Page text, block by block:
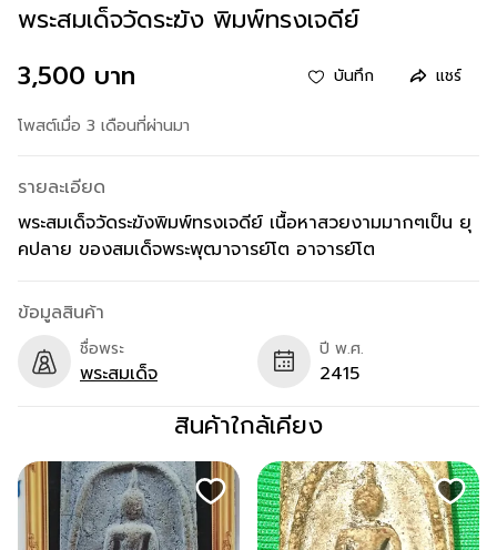
พระสมเด็จวัดระฆัง พิมพ์ทรงเจดีย์
3,500 บาท
บันทึก แชร์
โพสต์เมื่อ 3 เดือนที่ผ่านมา
รายละเอียด
พระสมเด็จวัดระฆังพิมพ์ทรงเจดีย์ เนื้อหาสวยงามมากๆเป็น ยุ
คปลาย ของสมเด็จพระพุฒาจารย์โต อาจารย์โต
ข้อมูลสินค้า
ชื่อพระ
พระสมเด็จ
ปี พ.ศ.
2415
สินค้าใกล้เคียง